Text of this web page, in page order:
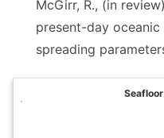
McGirr, R., (in
present-day
spreading